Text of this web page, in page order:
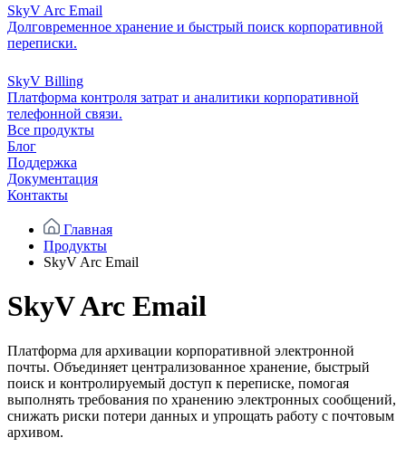
SkyV Arc Email
Долговременное хранение и быстрый поиск корпоративной
переписки.
SkyV Billing
Платформа контроля затрат и аналитики корпоративной
телефонной связи.
Все продукты
Блог
Поддержка
Документация
Контакты
Главная
Продукты
SkyV Arc Email
SkyV Arc Email
Платформа для архивации корпоративной электронной
почты. Объединяет централизованное хранение, быстрый
поиск и контролируемый доступ к переписке, помогая
выполнять требования по хранению электронных сообщений,
снижать риски потери данных и упрощать работу с почтовым
архивом.